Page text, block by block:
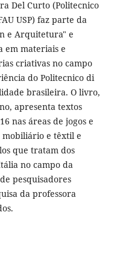
Del Curto (Politecnico
USP) faz parte da
e Arquitetura" e
em materiais e
criativas no campo
do Politecnico di
brasileira. O livro,
apresenta textos
nas áreas de jogos e
e têxtil e
que tratam dos
no campo da
pesquisadores
da professora